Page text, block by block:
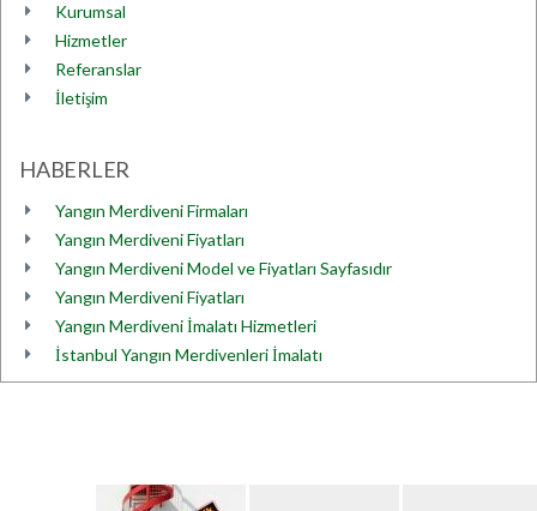
Kurumsal
Hizmetler
Referanslar
İletişim
HABERLER
Yangın Merdiveni Firmaları
Yangın Merdiveni Fiyatları
Yangın Merdiveni Model ve Fiyatları Sayfasıdır
Yangın Merdiveni Fiyatları
Yangın Merdiveni İmalatı Hizmetleri
İstanbul Yangın Merdivenleri İmalatı